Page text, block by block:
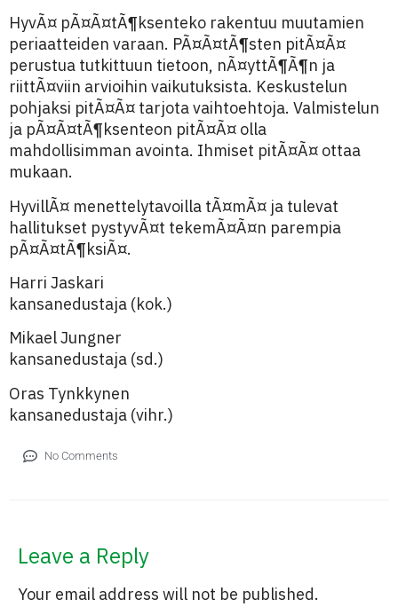
HyvÃ¤ pÃ¤Ã¤tÃ¶ksenteko rakentuu muutamien
periaatteiden varaan. PÃ¤Ã¤tÃ¶sten pitÃ¤Ã¤
perustua tutkittuun tietoon, nÃ¤yttÃ¶Ã¶n ja
riittÃ¤viin arvioihin vaikutuksista. Keskustelun
pohjaksi pitÃ¤Ã¤ tarjota vaihtoehtoja. Valmistelun
ja pÃ¤Ã¤tÃ¶ksenteon pitÃ¤Ã¤ olla
mahdollisimman avointa. Ihmiset pitÃ¤Ã¤ ottaa
mukaan.
HyvillÃ¤ menettelytavoilla tÃ¤mÃ¤ ja tulevat
hallitukset pystyvÃ¤t tekemÃ¤Ã¤n parempia
pÃ¤Ã¤tÃ¶ksiÃ¤.
Harri Jaskari
kansanedustaja (kok.)
Mikael Jungner
kansanedustaja (sd.)
Oras Tynkkynen
kansanedustaja (vihr.)
No Comments
Leave a Reply
Your email address will not be published.